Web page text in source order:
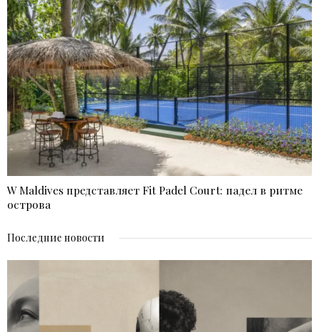
W Maldives представляет Fit Padel Court: падел в ритме
острова
Последние новости